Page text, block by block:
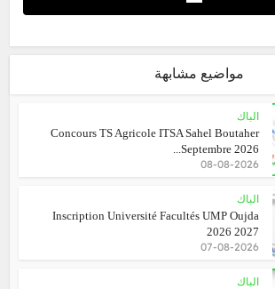
مواضيع مشابهة
الباك
Concours TS Agricole ITSA Sahel Boutaher
Septembre 2026...
08-08-2026
الباك
Inscription Université Facultés UMP Oujda
2026 2027
07-08-2026
الباك